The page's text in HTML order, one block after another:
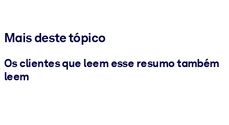
Mais deste tópico
Os clientes que leem esse resumo também
leem